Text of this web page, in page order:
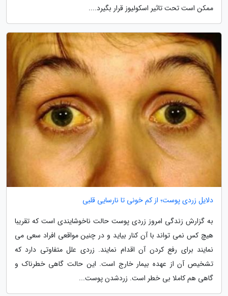
ممکن است تحت تاثیر اسکولیوز قرار بگیرد....
دلایل زردی پوست؛ از کم خونی تا نارسایی قلبی
به گزارش زندگی امروز زردی پوست حالت ناخوشایندی است که تقریبا
هیچ کس نمی تواند با آن کنار بیاید و در چنین مواقعی افراد سعی می
نمایند برای رفع کردن آن اقدام نمایند. زردی علل متفاوتی دارد که
تشخیص آن از عهده بیمار خارج است. این حالت گاهی خطرناک و
گاهی هم کاملا بی خطر است. زردشدن پوست...